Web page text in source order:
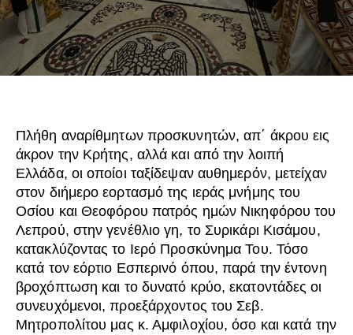
Πλήθη αναρίθμητων προσκυνητών, απ΄ άκρου εις
άκρον την Κρήτης, αλλά και από την λοιπή
Ελλάδα, οι οποίοι ταξίδεψαν αυθημερόν, μετείχαν
στον διήμερο εορτασμό της ιεράς μνήμης του
Οσίου και Θεοφόρου πατρός ημών Νικηφόρου του
Λεπρού, στην γενέθλιο γη, το Συρικάρι Κισάμου,
κατακλύζοντας το Ιερό Προσκύνημα Του. Τόσο
κατά τον εόρτιο Εσπερινό όπου, παρά την έντονη
βροχόπτωση και το δυνατό κρύο, εκατοντάδες οι
συνευχόμενοι, προεξάρχοντος του Σεβ.
Μητροπολίτου μας κ. Αμφιλοχίου, όσο και κατά την